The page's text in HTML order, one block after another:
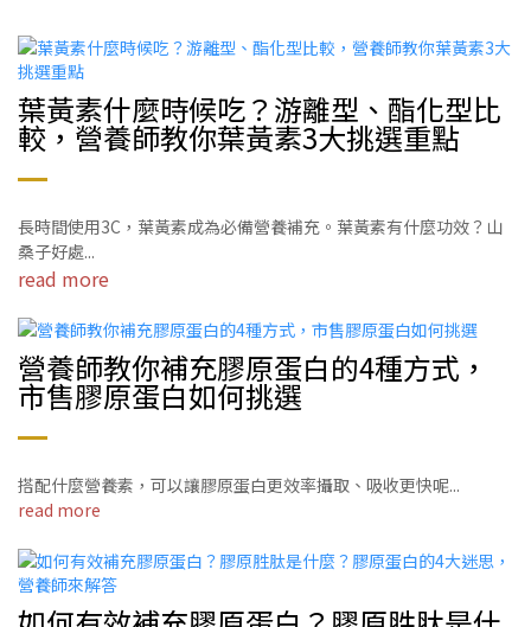
葉黃素什麼時候吃？游離型、酯化型比
較，營養師教你葉黃素3大挑選重點
長時間使用3C，葉黃素成為必備營養補充。葉黃素有什麼功效？山
桑子好處...
read more
營養師教你補充膠原蛋白的4種方式，
市售膠原蛋白如何挑選
搭配什麼營養素，可以讓膠原蛋白更效率攝取、吸收更快呢...
read more